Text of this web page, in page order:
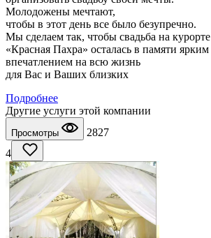
Молодожены мечтают,
чтобы в этот день все было безупречно.
Мы сделаем так, чтобы свадьба на курорте
«Красная Пахра» осталась в памяти ярким
впечатлением на всю жизнь
для Вас и Ваших близких
Подробнее
Другие услуги этой компании
Просмотры
2827
4